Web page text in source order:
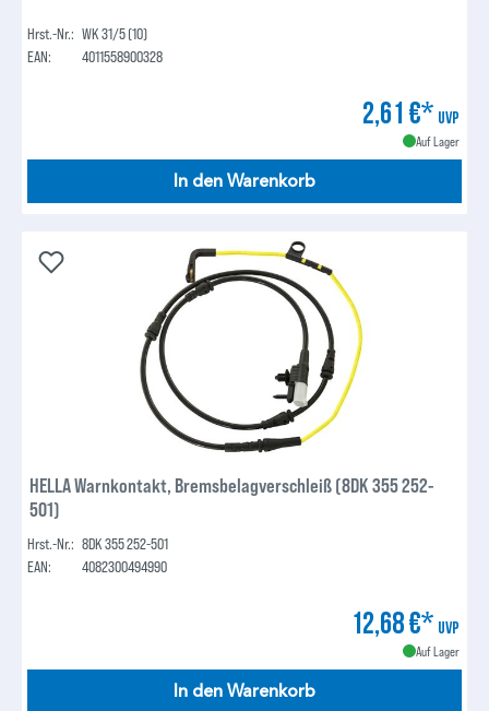
Hrst.-Nr.: WK 31/5 (10)
EAN:
4011558900328
2,61 €* UVP
Auf Lager
In den Warenkorb
HELLA Warnkontakt, Bremsbelagverschleiß (8DK 355 252-
501)
Hrst.-Nr.: 8DK 355 252-501
EAN:
4082300494990
12,68 €* UVP
Auf Lager
In den Warenkorb